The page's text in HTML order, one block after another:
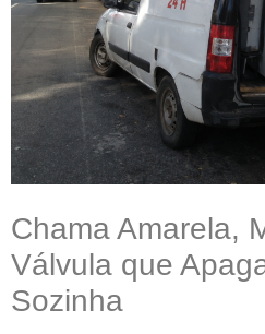
Chama Amarela,
Válvula que
Sozinha